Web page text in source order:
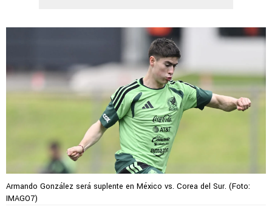
Armando González será suplente en México vs. Corea del Sur. (Foto:
IMAGO7)